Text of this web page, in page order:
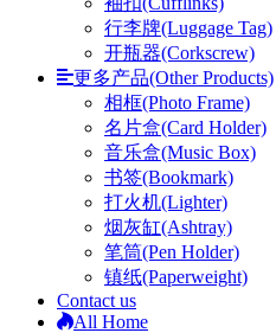
行李牌(Luggage Tag)
开瓶器(Corkscrew)
更多产品(Other Products)
相框(Photo Frame)
名片盒(Card Holder)
音乐盒(Music Box)
书签(Bookmark)
打火机(Lighter)
烟灰缸(Ashtray)
笔筒(Pen Holder)
镇纸(Paperweight)
Contact us
All Home